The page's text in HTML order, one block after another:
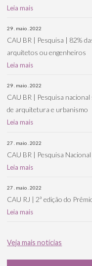
Leia mais
29 . maio . 2022
CAU BR | Pesquisa | 82%
arquitetos ou engenheiros
Leia mais
29 . maio . 2022
CAU BR | Pesquisa
de arquitetura e urbanismo
Leia mais
27 . maio . 2022
CAU BR | Pesquisa
Leia mais
27 . maio . 2022
CAU RJ | 2ª edição do
Leia mais
Veja mais notícias